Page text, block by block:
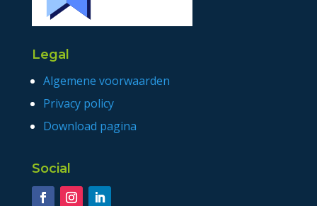
Legal
Algemene voorwaarden
Privacy policy
Download pagina
Social